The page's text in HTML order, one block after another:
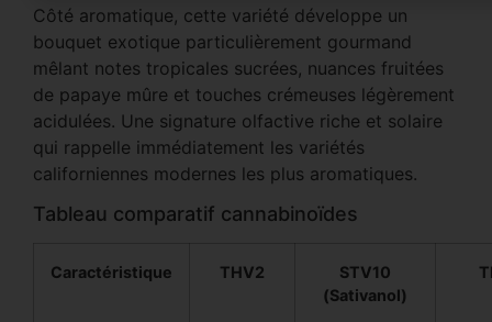
Côté aromatique, cette variété développe un
bouquet exotique particulièrement gourmand
mêlant notes tropicales sucrées, nuances fruitées
de papaye mûre et touches crémeuses légèrement
acidulées. Une signature olfactive riche et solaire
qui rappelle immédiatement les variétés
californiennes modernes les plus aromatiques.
Tableau comparatif cannabinoïdes
Caractéristique THV2
STV10
(Sativanol)